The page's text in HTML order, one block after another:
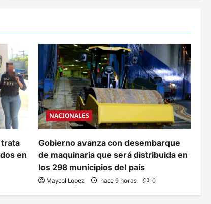
trata
en
NACIONALES
Gobierno avanza con desembarque
de maquinaria que será distribuida en
los 298 municipios del país
Maycol Lopez hace 9 horas 0